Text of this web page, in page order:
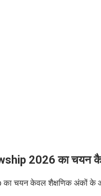
2026 का चयन
चयन केवल शैक्षणिक अंकों के